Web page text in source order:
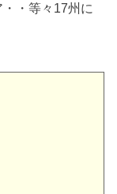
・等々17州に